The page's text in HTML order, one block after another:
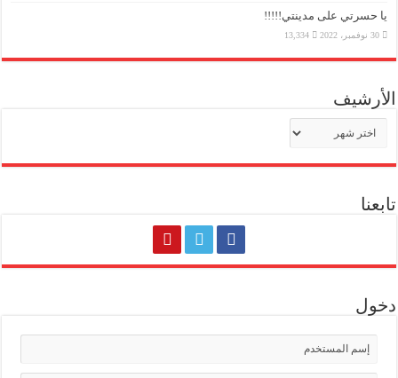
يا حسرتي على مدينتي!!!!!
30 نوفمبر، 2022 13,334
الأرشيف
تابعنا
دخول